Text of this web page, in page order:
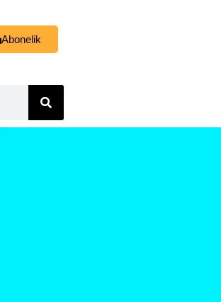
Abonelik